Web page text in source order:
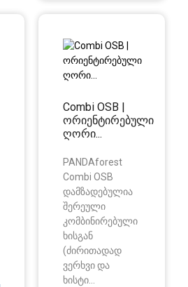
Combi OSB |
ორიენტირებული
ღორი...
PANDAforest
Combi OSB
დამზადებულია
შერეული
კომბინირებული
ხისგან
(ძირითადად
ვერხვი და
ხისტი...